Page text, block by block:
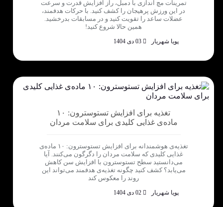
تمرینات مچ اندازی با دمبل، راز افزایش قدرت و سرعت
در این ورزش پرهیجان را کشف کنید. با حرکات هدفمند،
عضلات ساعد را تقویت کنید و در مسابقات بدرخشید.
همین حالا شروع کنید!
پویا شهریار
تغذیه برای افزایش تستوسترون: ۱۰
ماده‌ی غذایی کلیدی برای سلامت مردان
تغذیه‌ی هوشمندانه برای افزایش تستوسترون: ۱۰ ماده‌ی
غذایی کلیدی که سلامت مردان را دگرگون می‌کنند. آیا
می‌دانستید سطح تستوسترون با افزایش سن کاهش
می‌یابد؟ کشف کنید چگونه تغذیه‌ی هدفمند می‌تواند این
روند را معکوس کند
پویا شهریار